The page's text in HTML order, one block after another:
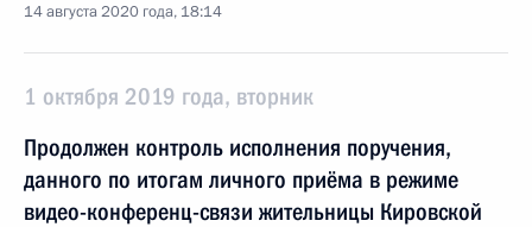
14 августа 2020 года, 18:14
1 октября 2019 года, вторник
Продолжен контроль исполнения поручения,
данного по итогам личного приёма в режиме
видео-конференц-связи жительницы Кировской